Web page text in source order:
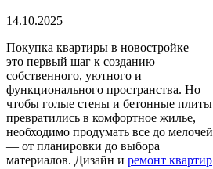
14.10.2025
Покупка квартиры в новостройке —
это первый шаг к созданию
собственного, уютного и
функционального пространства. Но
чтобы голые стены и бетонные плиты
превратились в комфортное жилье,
необходимо продумать все до мелочей
— от планировки до выбора
материалов. Дизайн и ремонт квартир